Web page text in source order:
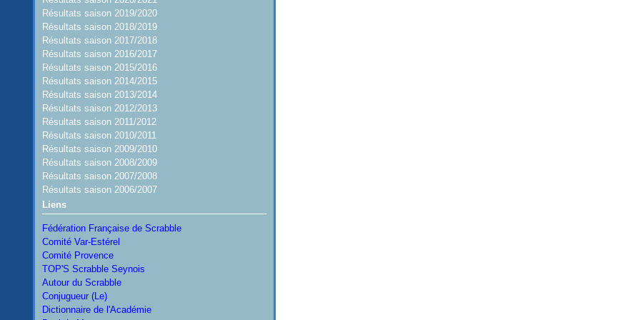
Résultats saison 2019/2020
Résultats saison 2018/2019
Résultats saison 2017/2018
Résultats saison 2016/2017
Résultats saison 2015/2016
Résultats saison 2014/2015
Résultats saison 2013/2014
Résultats saison 2012/2013
Résultats saison 2011/2012
Résultats saison 2010/2011
Résultats saison 2009/2010
Résultats saison 2008/2009
Résultats saison 2007/2008
Résultats saison 2006/2007
Liens
Fédération Française de Scrabble
Comité Var-Estérel
Comité Provence
TOP'S Scrabble Seynois
Autour du Scrabble
Conjugueur (Le)
Dictionnaire de l'Académie